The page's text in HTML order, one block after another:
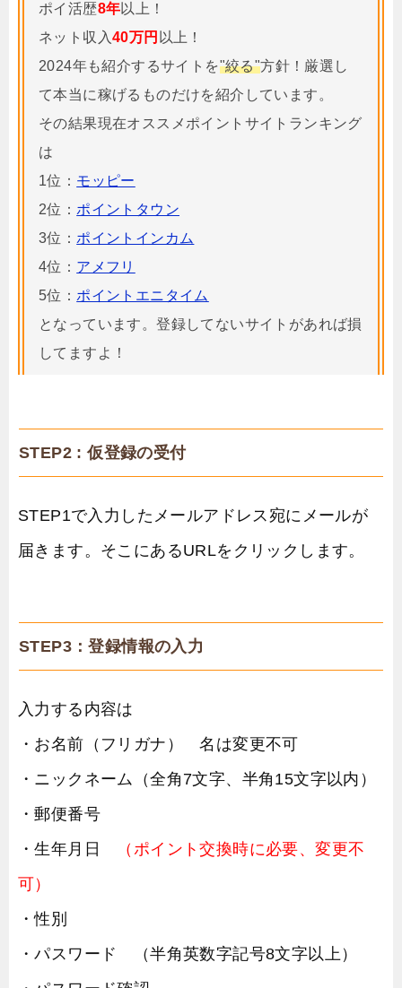
ポイ活歴8年以上！
ネット収入40万円 以上！
2024年も紹介するサイトを"絞る"方針！厳選し
て本当に稼げるものだけを紹介しています。
その結果現在オススメポイントサイトランキング
は
1位： モッピー
2位： ポイントタウン
3位： ポイントインカム
4位： アメフリ
5位： ポイントエニタイム
となっています。登録してないサイトがあれば損
してますよ！
STEP2 : 仮登録の受付
STEP1で入力したメールアドレス宛にメールが
届きます。そこにあるURLをクリックします。
STEP3：登録情報の入力
入力する内容は
・お名前（フリガナ） 名は変更不可
・ニックネーム（全角7文字、半角15文字以内）
・郵便番号
・生年月日
（ポイント交換時に必要、変更不
可）
・性別
・パスワード （半角英数字記号8文字以上）